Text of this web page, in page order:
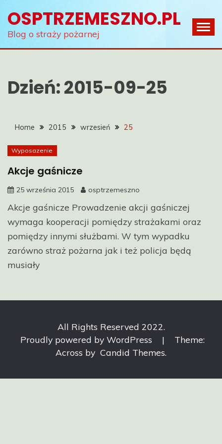
content
OSPTRZEMESZNO.PL
Blog o straży pożarnej
Dzień:2015-09-25
Home 2015 wrzesień 25
Wyposazenie
Akcje gaśnicze
25 września 2015 osptrzemeszno
Akcje gaśnicze Prowadzenie akcji gaśniczej
wymaga kooperacji pomiędzy strażakami oraz
pomiędzy innymi służbami. W tym wypadku
zarówno straż pożarna jak i też policja będą
musiały
All Rights Reserved 2022.
Proudly powered by WordPress
|
Theme:
Across by Candid Themes.